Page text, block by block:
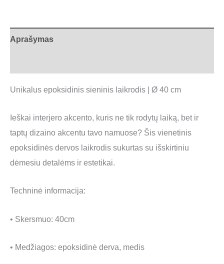
Aprašymas
Unikalus epoksidinis sieninis laikrodis | Ø 40 cm
Ieškai interjero akcento, kuris ne tik rodytų laiką, bet ir
taptų dizaino akcentu tavo namuose? Šis vienetinis
epoksidinės dervos laikrodis sukurtas su išskirtiniu
dėmesiu detalėms ir estetikai.
Techninė informacija:
• Skersmuo: 40cm
• Medžiagos: epoksidinė derva, medis